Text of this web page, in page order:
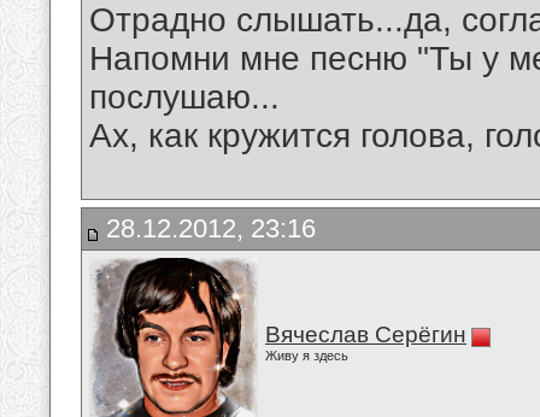
Отрадно слышать...да,
Напомни мне песню "Ты у
послушаю...
Ах, как кружится голова,
28.12.2012, 23:16
Вячеслав Серёгин
Живу я здесь